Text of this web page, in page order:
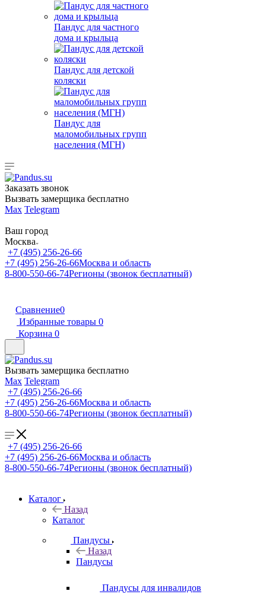
Пандус для частного
дома и крыльца
Пандус для детской
коляски
Пандус для
маломобильных групп
населения (МГН)
Заказать звонок
Вызвать замерщика бесплатно
Max Telegram
Ваш город
Москва
+7 (495) 256-26-66
+7 (495) 256-26-66Москва и область
8-800-550-66-74Регионы (звонок бесплатный)
Сравнение0
Избранные товары 0
Корзина 0
Вызвать замерщика бесплатно
Max Telegram
+7 (495) 256-26-66
+7 (495) 256-26-66Москва и область
8-800-550-66-74Регионы (звонок бесплатный)
+7 (495) 256-26-66
+7 (495) 256-26-66Москва и область
8-800-550-66-74Регионы (звонок бесплатный)
Каталог
Назад
Каталог
Пандусы
Назад
Пандусы
Пандусы для инвалидов